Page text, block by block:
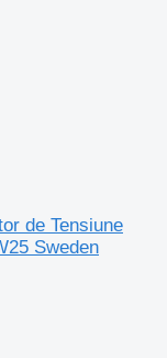
de Tensiune
Sweden